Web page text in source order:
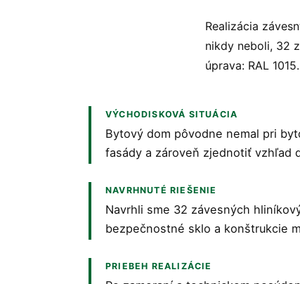
Realizácia
nikdy neboli, 32
úprava: RAL
VÝCHODISKOVÁ SITUÁCIA
Bytový dom pôvodne nemal pri
fasády a zároveň zjednotiť vzhľad
NAVRHNUTÉ RIEŠENIE
Navrhli sme 32 závesných
bezpečnostné sklo a konštrukcie
PRIEBEH REALIZÁCIE